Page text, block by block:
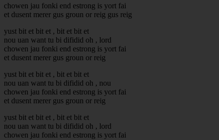
chowen jau fonki end estrong is yort fai
et dusent merer gus groun or reig gus reig
yust bit et bit et , bit et bit et
nou uan want tu bi difidid oh , lord
chowen jau fonki end estrong is yort fai
et dusent merer gus groun or reig
yust bit et bit et , bit et bit et
nou uan want tu bi difidid oh , nou
chowen jau fonki end estrong is yort fai
et dusent merer gus groun or reig
yust bit et bit et , bit et bit et
nou uan want tu bi difidid oh , lord
chowen jau fonki end estrong is yort fai